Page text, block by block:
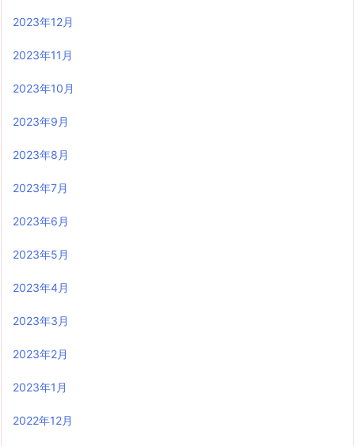
2023年12月
2023年11月
2023年10月
2023年9月
2023年8月
2023年7月
2023年6月
2023年5月
2023年4月
2023年3月
2023年2月
2023年1月
2022年12月